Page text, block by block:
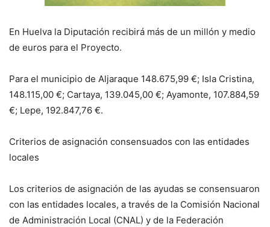
En Huelva la Diputación recibirá más de un millón y medio
de euros para el Proyecto.
Para el municipio de Aljaraque 148.675,99 €; Isla Cristina,
148.115,00 €; Cartaya, 139.045,00 €; Ayamonte, 107.884,59
€; Lepe, 192.847,76 €.
Criterios de asignación consensuados con las entidades
locales
Los criterios de asignación de las ayudas se consensuaron
con las entidades locales, a través de la Comisión Nacional
de Administración Local (CNAL) y de la Federación